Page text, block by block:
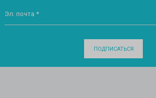
Эл. почта *
ПОДПИСАТЬСЯ